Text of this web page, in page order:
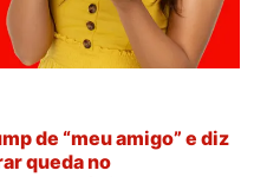
de “meu amigo” e diz
queda no